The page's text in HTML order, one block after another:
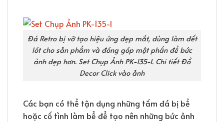
Đá Retro bị vỡ tạo hiệu ứng đẹp mắt, dùng làm đết
lót cho sản phẩm và đóng góp một phần để bức
ảnh đẹp hơn. Set Chụp Ảnh PK-135-I. Chi tiết Đồ
Decor Click vào ảnh
Các bạn có thể tận dụng những tấm đá bị bể
hoặc cố tình làm bể để tạo nên những bức ảnh